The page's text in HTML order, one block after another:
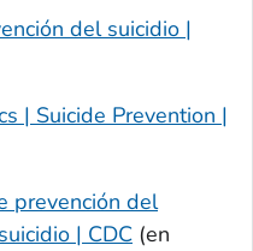
del suicidio |
| Suicide Prevention |
prevención del
| CDC (en